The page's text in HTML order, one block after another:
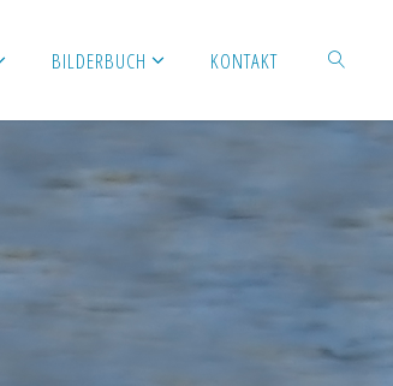
BILDERBUCH KONTAKT